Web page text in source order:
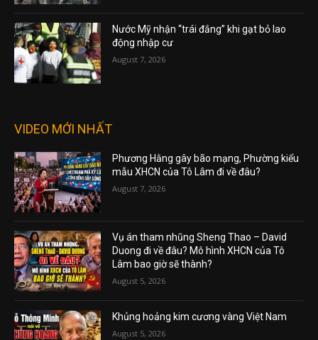
Nước Mỹ nhận “trái đắng” khi gạt bỏ lao
động nhập cư
August 7, 2026
VIDEO MỚI NHẤT
Phương Hằng gây bão mạng, Phường kiểu
mẫu XHCN của Tô Lâm đi về đâu?
August 7, 2026
Vụ án tham nhũng Sheng Thao – David
Duong đi về đâu? Mô hình XHCN của Tô
Lâm bao giờ sẽ thành?
August 5, 2026
Khủng hoảng kim cương vàng Việt Nam
August 5, 2026